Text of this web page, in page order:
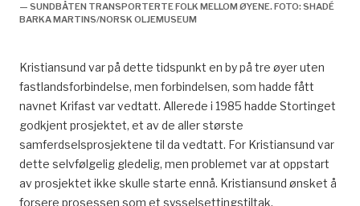
— SUNDBÅTEN TRANSPORTERTE FOLK MELLOM ØYENE. FOTO: SHADÉ
BARKA MARTINS/NORSK OLJEMUSEUM
Kristiansund var på dette tidspunkt en by på tre øyer uten
fastlandsforbindelse, men forbindelsen, som hadde fått
navnet Krifast var vedtatt. Allerede i 1985 hadde Stortinget
godkjent prosjektet, et av de aller største
samferdselsprosjektene til da vedtatt. For Kristiansund var
dette selvfølgelig gledelig, men problemet var at oppstart
av prosjektet ikke skulle starte ennå. Kristiansund ønsket å
forsere prosessen som et sysselsettingstiltak.